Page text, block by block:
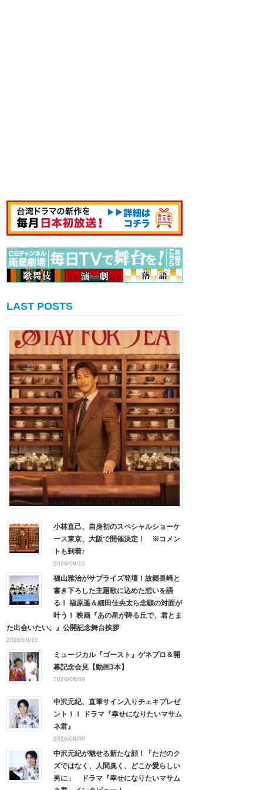
LAST POSTS
小林直己、自身初のスペシャルショーケ
ース東京、大阪で開催決定！ ※コメン
トも到着♪
2026/08/10
福山雅治がサプライズ登壇！故郷長崎と
書き下ろした主題歌に込めた想いを語
る！ 福原遥＆細田佳央太ら念願の対面が
叶う！ 映画『あの星が降る丘で、君とま
た出会いたい。』公開記念舞台挨拶
2026/08/10
ミュージカル『ゴースト』ゲネプロ＆開
幕記念会見【動画3本】
2026/08/09
中沢元紀、直筆サイン入りチェキプレゼ
ント！！ ドラマ『幸せになりたいマサム
ネ君』
2026/08/09
中沢元紀が魅せる新たな顔！「ただのク
ズではなく、人間臭く、どこか愛らしい
男に」 ドラマ『幸せになりたいマサム